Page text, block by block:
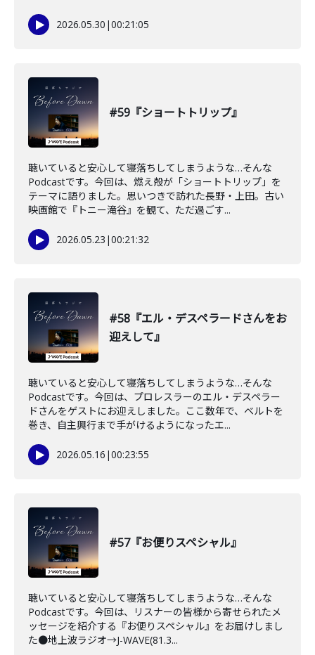
2026.05.30 |00:21:05
#59『ショートトリップ』
聴いていると安心して寝落ちしてしまうような…そんな
Podcastです。今回は、燃え殻が「ショートトリップ」を
テーマに語りました。思いつきで訪れた長野・上田。古い
映画館で『トニー滝谷』を観て、ただ過ごす...
2026.05.23 |00:21:32
#58『エル・デスペラードさんをお
迎えして』
聴いていると安心して寝落ちしてしまうような…そんな
Podcastです。今回は、プロレスラーのエル・デスペラー
ドさんをゲストにお迎えしました。ここ数年で、ベルトを
巻き、自主興行まで手がけるようになったエ...
2026.05.16 |00:23:55
#57『お便りスペシャル』
聴いていると安心して寝落ちしてしまうような…そんな
Podcastです。今回は、リスナーの皆様から寄せられたメ
ッセージを紹介する『お便りスペシャル』をお届けしまし
た●地上波ラジオ→J-WAVE(81.3...